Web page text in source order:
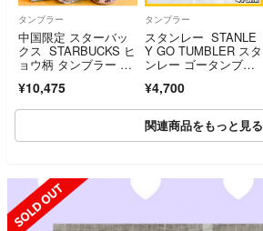
タンブラー
中国限定 スターバッ
クス STARBUCKS ヒ
ョウ柄 タンブラー サ
ml
¥10,475
タンブラー
スタンレー STANLE
Y GO TUMBLER スタ
ンレー ゴータンブラ
¥4,700
関連商品をもっと見る
SOLD OUT